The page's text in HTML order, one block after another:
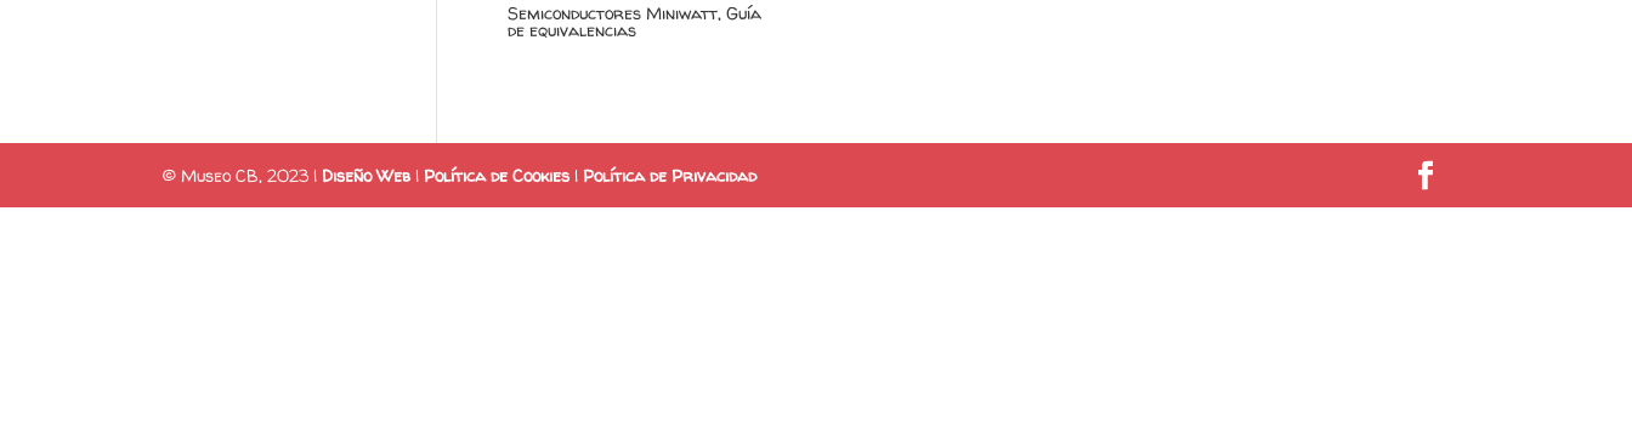
Semiconductores Miniwatt, Guía
de equivalencias
© Museo CB, 2023 | Diseño Web | Política de Cookies | Política de Privacidad